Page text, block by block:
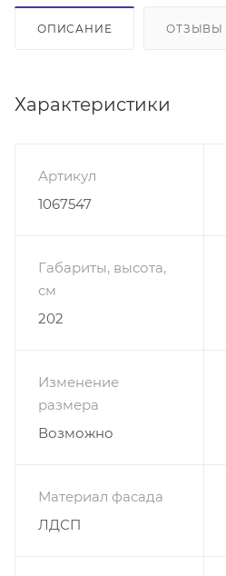
ОПИСАНИЕ ОТЗЫВЫ
Характеристики
Артикул
1067547
Габариты, высота,
см
202
Изменение
размера
Возможно
Материал фасада
ЛДСП